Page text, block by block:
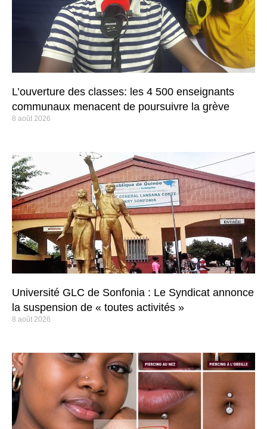
L’ouverture des classes: les 4 500 enseignants
communaux menacent de poursuivre la grève
8 août 2026
Université GLC de Sonfonia : Le Syndicat annonce
la suspension de « toutes activités »
8 août 2026